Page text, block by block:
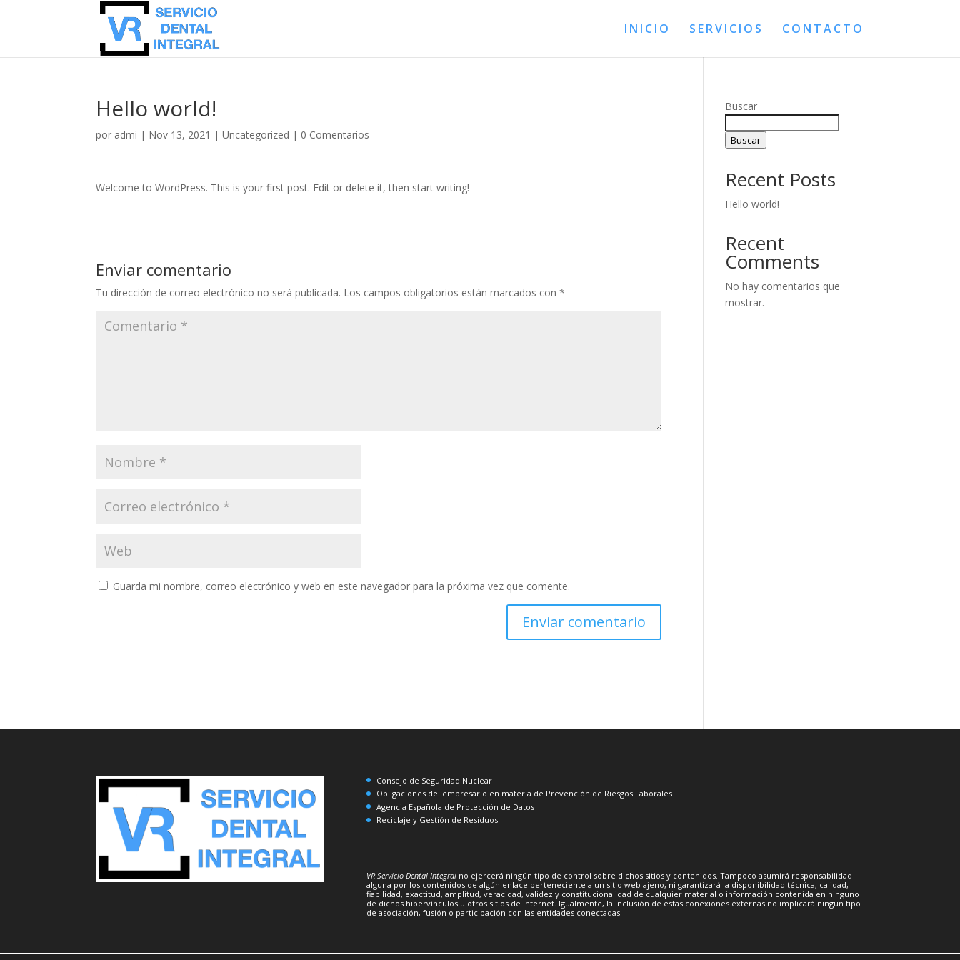
INICIO SERVICIOS CONTACTO
Hello world!
por admi | Nov 13, 2021 |Uncategorized | 0 Comentarios
Welcome to WordPress. This is your first post. Edit or delete it, then start writing!
Enviar comentario
Tu dirección de correo electrónico no será publicada. Los campos obligatorios están marcados con*
Guarda mi nombre, correo electrónico y web en este navegador para la próxima vez que comente.
Buscar
Buscar
Recent Posts
Hello world!
Recent
Comments
No hay comentarios que
mostrar.
Consejo de Seguridad Nuclear
Obligaciones del empresario en materia de Prevención de Riesgos Laborales
Agencia Española de Protección de Datos
Reciclaje y Gestión de Residuos
VR Servicio Dental Integralno ejercerá ningún tipo de control sobre dichos sitios y contenidos. Tampoco asumirá responsabilidad
alguna por los contenidos de algún enlace perteneciente a un sitio web ajeno, ni garantizará la disponibilidad técnica, calidad,
fiabilidad, exactitud, amplitud, veracidad, validez y constitucionalidad de cualquier material o información contenida en ninguno
de dichos hipervínculos u otros sitios de Internet. Igualmente, la inclusión de estas conexiones externas no implicará ningún tipo
de asociación, fusión o participación con las entidades conectadas.